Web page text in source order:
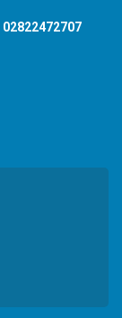
02822472707